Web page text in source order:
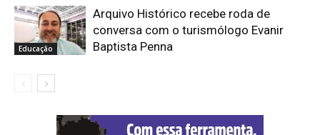
Educação
Arquivo Histórico recebe roda de
conversa com o turismólogo Evanir
Baptista Penna